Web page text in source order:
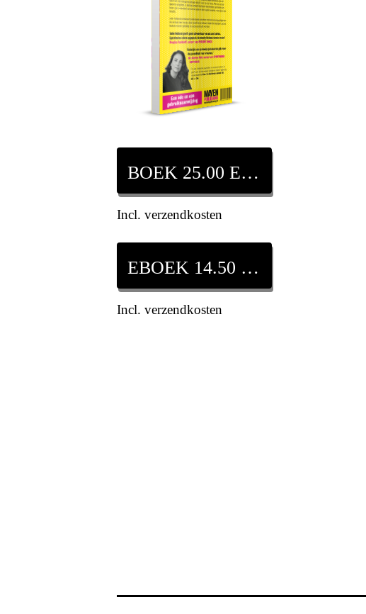
BOEK 25.00 EURO
Incl. verzendkosten
EBOEK 14.50 EURO
Incl. verzendkosten